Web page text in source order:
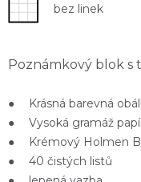
bez linek
Poznámkový blok
● Krásná barevná
● Vysoká gramáž
● Krémový Holmen
● 40 čistých listů